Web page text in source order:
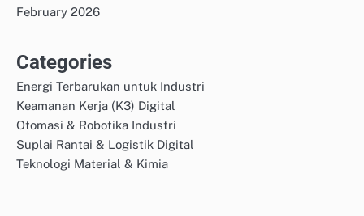
February 2026
Categories
Energi Terbarukan untuk Industri
Keamanan Kerja (K3) Digital
Otomasi & Robotika Industri
Suplai Rantai & Logistik Digital
Teknologi Material & Kimia